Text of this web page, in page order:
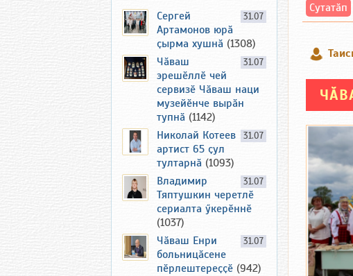
Сутатӑп
31.07
Сергей
Артамонов юрӑ
ҫырма хушнӑ (1308)
31.07
Чӑваш
эрешӗллӗ чей
сервизӗ Чӑваш наци
музейӗнче вырӑн
тупнӑ (1142)
31.07
Николай Котеев
артист 65 ҫул
тултарнӑ (1093)
31.07
Владимир
Тяптушкин черетлӗ
сериалта ӳкерӗннӗ
(1037)
31.07
Чӑваш Енри
больницӑсене
пӗрлештереҫҫӗ (942)